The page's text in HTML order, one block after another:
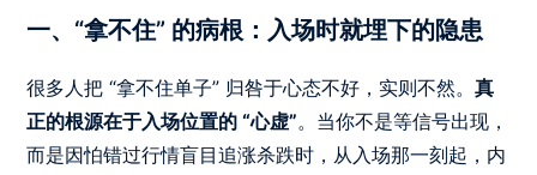
一、“拿不住” 的病根：入场时就埋下的隐患
很多人把 “拿不住单子” 归咎于心态不好，实则不然。真
正的根源在于入场位置的 “心虚”。当你不是等信号出现，
而是因怕错过行情盲目追涨杀跌时，从入场那一刻起，内